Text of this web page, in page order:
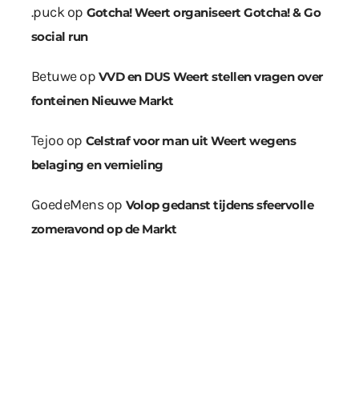
.puckop Gotcha! Weert organiseert Gotcha! & Go
social run
Betuweop VVD en DUS Weert stellen vragen over
fonteinen Nieuwe Markt
Tejoo op Celstraf voor man uit Weert wegens
belaging en vernieling
GoedeMensop Volop gedanst tijdens sfeervolle
zomeravond op de Markt